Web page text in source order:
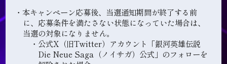
・本キャンペーン応募後、当選通知期間が終了する前
に、応募条件を満たさない状態になっていた場合は、
当選の対象になりません。
・公式X（旧Twitter）アカウント「銀河英雄伝説
Die Neue Saga（ノイサガ）公式」のフォローを